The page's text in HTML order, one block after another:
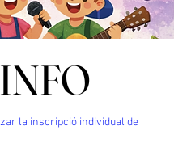
INFO
INFO
la inscripció individual de